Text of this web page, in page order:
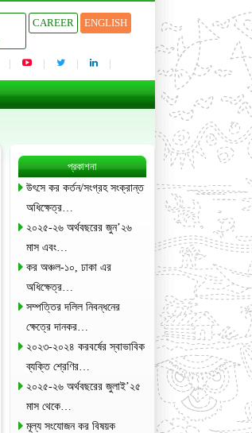
CAREER ENGLISH
প্রকাশনা
উৎসে কর কর্তন/সংগ্রহ সংক্রান্ত
অধিক্ষেত্র…
২০২৫-২৬ অর্থবছরের জুন’২৬
মাস এবং…
কর অঞ্চল-১০, ঢাকা এর
অধিক্ষেত্র…
সম্পত্তির দলিল নিবন্ধনের
ক্ষেত্রে দানকর…
২০২৩-২০২৪ করবর্ষের স্বাভাবিক
ব্যক্তি শ্রেণির…
২০২৫-২৬ অর্থবছরের জুলাই’২৫
মাস থেকে…
মূল্য সংযোজন কর বিষয়ক